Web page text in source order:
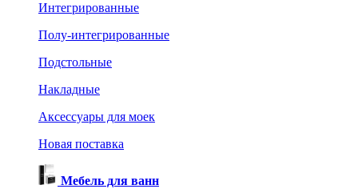
Интегрированные
Полу-интегрированные
Подстольные
Накладные
Аксессуары для моек
Новая поставка
Мебель для ванн